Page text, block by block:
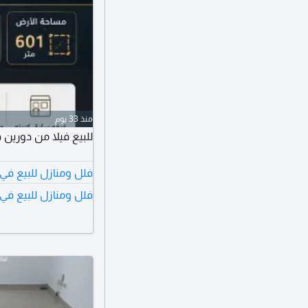
منذ 33 يوم
للبيع فيلا من
فلل ومنازل للبيع
فلل ومنازل للبيع